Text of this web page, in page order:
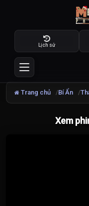
Lịch sử
Trang chủ Bí Ẩn
Xem